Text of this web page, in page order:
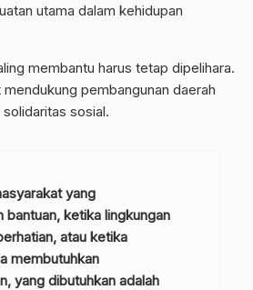
utama dalam kehidupan
membantu harus tetap dipelihara.
pembangunan daerah
sosial.
yang
bantuan, ketika lingkungan
atau ketika
membutuhkan
yang dibutuhkan adalah